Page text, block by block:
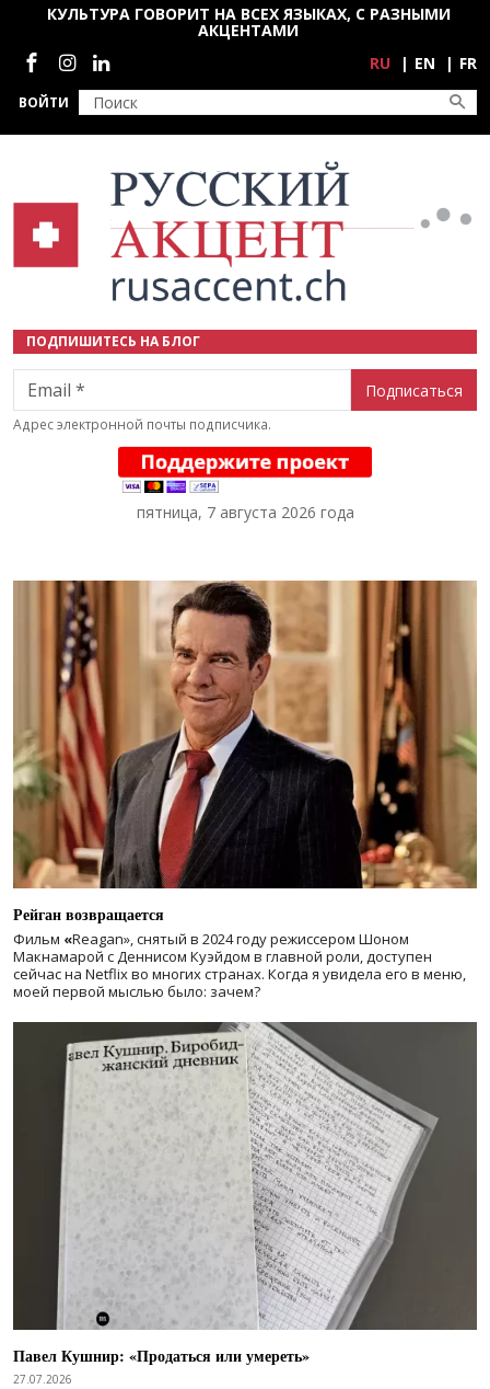
Перейти к основному содержанию
ВОЙТИ
КУЛЬТУРА ГОВОРИТ НА ВСЕХ ЯЗЫКАХ, С РАЗНЫМИ
АКЦЕНТАМИ
Социальные сети
RU EN FR
ПОДПИШИТЕСЬ НА БЛОГ
Email
Адрес электронной почты подписчика.
пятница, 7 августа 2026 года
Рейган возвращается
Фильм «Reagan», снятый в 2024 годурежиссером Шоном
Макнамарой с Деннисом Куэйдом в главной роли, доступен
сейчас на Netflix во многих странах. Когда я увидела его в меню,
моей первой мыслью было: зачем?
Павел Кушнир: «Продаться или умереть»
27.07.2026